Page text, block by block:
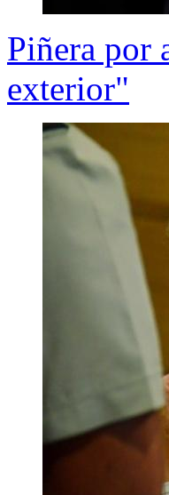
Piñera por
exterior"